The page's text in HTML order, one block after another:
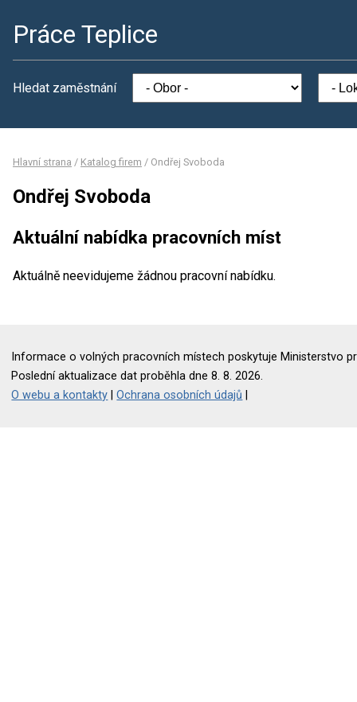
Práce Teplice
Hledat zaměstnání
Hlavní strana / Katalog firem / Ondřej Svoboda
Ondřej Svoboda
Aktuální nabídka pracovních míst
Aktuálně neevidujeme žádnou pracovní nabídku.
Informace o volných pracovních místech poskytuje Ministerstvo
Poslední aktualizace dat proběhla dne 8. 8. 2026.
O webu a kontakty |Ochrana osobních údajů